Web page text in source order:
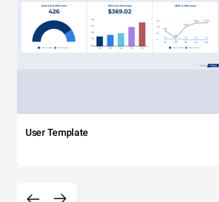
User Template